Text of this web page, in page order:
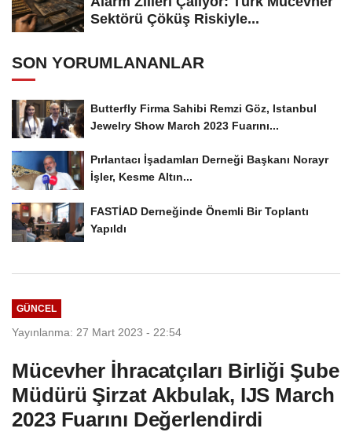
Sektörü Çöküş Riskiyle...
SON YORUMLANANLAR
Butterfly Firma Sahibi Remzi Göz, Istanbul
Jewelry Show March 2023 Fuarını...
Pırlantacı İşadamları Derneği Başkanı Norayr
İşler, Kesme Altın...
FASTİAD Derneğinde Önemli Bir Toplantı
Yapıldı
GÜNCEL
Yayınlanma: 27 Mart 2023 - 22:54
Mücevher İhracatçıları Birliği Şube
Müdürü Şirzat Akbulak, IJS March
2023 Fuarını Değerlendirdi